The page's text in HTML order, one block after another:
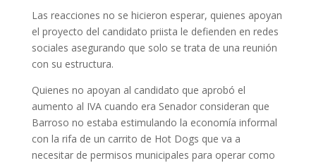
Las reacciones no se hicieron esperar, quienes apoyan
el proyecto del candidato priista le defienden en redes
sociales asegurando que solo se trata de una reunión
con su estructura.
Quienes no apoyan al candidato que aprobó el
aumento al IVA cuando era Senador consideran que
Barroso no estaba estimulando la economía informal
con la rifa de un carrito de Hot Dogs que va a
necesitar de permisos municipales para operar como